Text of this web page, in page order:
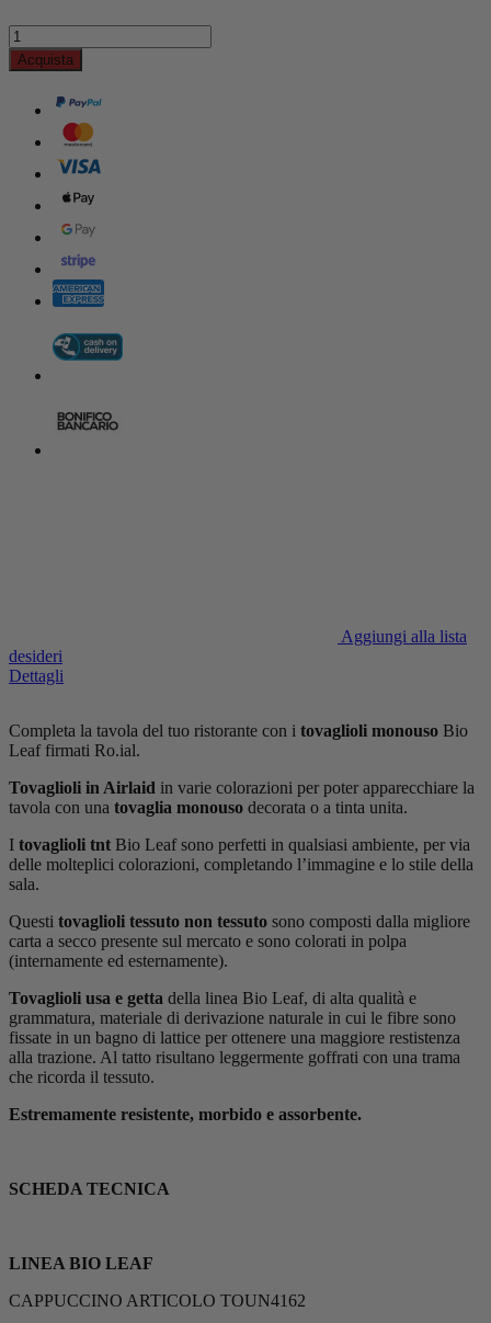
Acquista
Aggiungi alla lista
desideri
Dettagli
Completa la tavola del tuo ristorante con i tovaglioli monouso Bio
Leaf firmati Ro.ial.
Tovaglioli in Airlaid in varie colorazioni per poter apparecchiare la
tavola con una tovaglia monouso decorata o a tinta unita.
I tovaglioli tnt Bio Leaf sono perfetti in qualsiasi ambiente, per via
delle molteplici colorazioni, completando l’immagine e lo stile della
sala.
Questi tovaglioli tessuto non tessuto sono composti dalla migliore
carta a secco presente sul mercato e sono colorati in polpa
(internamente ed esternamente).
Tovaglioli usa e getta della linea Bio Leaf, di alta qualità e
grammatura, materiale di derivazione naturale in cui le fibre sono
fissate in un bagno di lattice per ottenere una maggiore restistenza
alla trazione. Al tatto risultano leggermente goffrati con una trama
che ricorda il tessuto.
Estremamente resistente, morbido e assorbente.
SCHEDA TECNICA
LINEA BIO LEAF
CAPPUCCINO ARTICOLO TOUN4162